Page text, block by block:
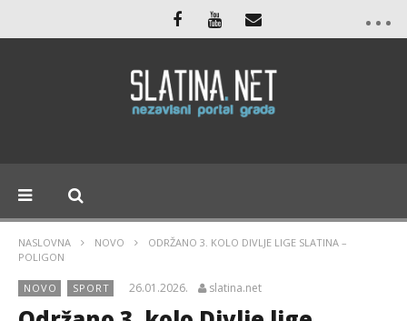
NASLOVNA NOVO
ODRŽANO 3. KOLO DIVLJE LIGE SLATINA –
POLIGON
NOVO SPORT 26.01.2026. slatina.net